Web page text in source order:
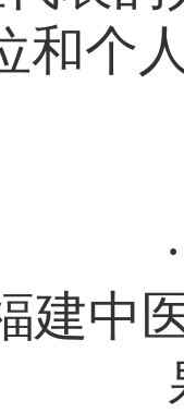
和个
建中